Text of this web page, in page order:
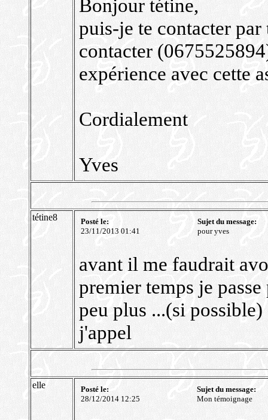
Bonjour tétine,
puis-je te contacter
contacter
expérience avec cette
Cordialement
Yves
tétine8
Posté le:
23/11/2013 01:41
Sujet du message:
pour yves
avant il me faudrait
premier temps je
peu plus ...(si
j'appel
elle
Posté le:
28/12/2014 12:25
Sujet du message:
Mon témoignage